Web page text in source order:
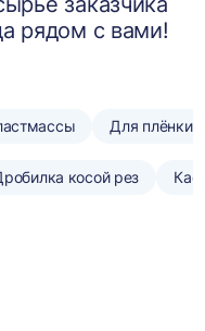
рядом с вами!
Для плёнки
косой рез